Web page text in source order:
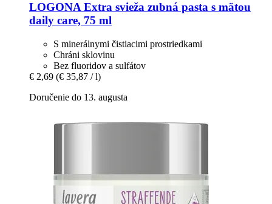
LOGONAExtra svieža zubná pasta s mätou
daily care, 75 ml
S minerálnymi čistiacimi prostriedkami
Chráni sklovinu
Bez fluoridov a sulfátov
€ 2,69 (€ 35,87 / l)
Doručenie do 13. augusta